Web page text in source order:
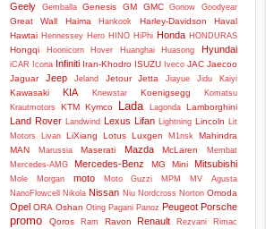
Geely Gemballa Genesis GM GMC Gonow Goodyear
Great Wall Haima Hankook Harley-Davidson
Haval
Hawtai Hennessey Hero HINO HiPhi Honda HONDURAS
Hongqi Hoonicorn Hover Huanghai Huasong Hyundai
iCAR Icona Infiniti Iran-Khodro ISUZU Iveco JAC Jaecoo
Jaguar
Jeep Jeland Jetour Jetta Jiayue Jidu Kaiyi
Kawasaki KIA Knewstar Koenigsegg
Komatsu
Krautmotors KTM Kymco Lada Lagonda Lamborghini
Land Rover Landwind Lexus Lifan Lightning Lincoln Lit
Motors
Livan LiXiang Lotus Luxgen M1nsk Mahindra
MAN
Marussia Maserati Mazda McLaren
Membat
Mercedes-AMG
Mercedes-Benz MG Mini Mitsubishi
Mole Morgan moto Moto Guzzi MPM
MV Agusta
NanoFlowcell
Nikola Nissan Niu Nordcross Norton Omoda
Opel ORA Oshan Oting Pagani Panoz Peugeot Porsche
promo Qoros Ram Ravon Renault Rezvani
Rimac